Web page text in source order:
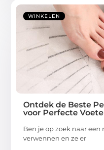
WINKELEN
Ontdek de Beste
voor Perfecte
Ben je op zoek naar
verwennen en ze er